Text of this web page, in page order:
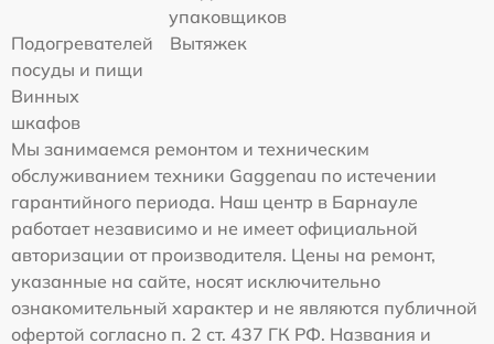
упаковщиков
Подогревателей
посуды и пищи
Вытяжек
Винных
шкафов
Мы занимаемся ремонтом и техническим
обслуживанием техники Gaggenau по истечении
гарантийного периода. Наш центр в Барнауле
работает независимо и не имеет официальной
авторизации от производителя. Цены на ремонт,
указанные на сайте, носят исключительно
ознакомительный характер и не являются публичной
офертой согласно п. 2 ст. 437 ГК РФ. Названия и